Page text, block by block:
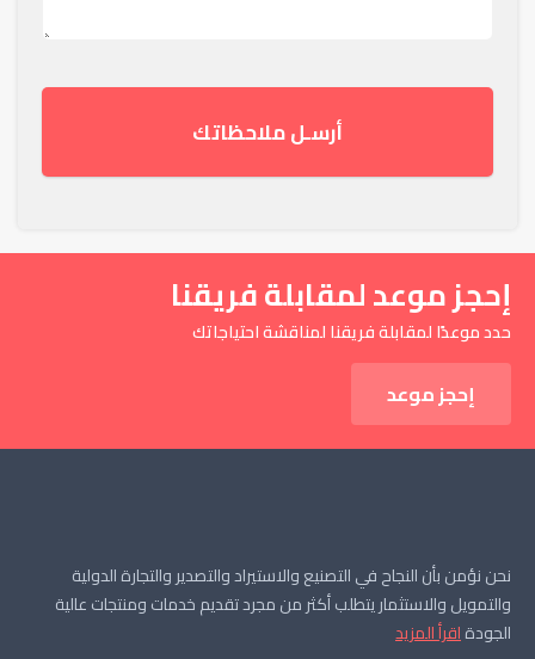
أرسـل ملاحظاتك
إحجز موعد لمقابلة فريقنا
حدد موعدًا لمقابلة فريقنا لمناقشة احتياجاتك
إحجز موعد
نحن نؤمن بأن النجاح في التصنيع والاستيراد والتصدير والتجارة الدولية
والتمويل والاستثمار يتطلب أكثر من مجرد تقديم خدمات ومنتجات عالية
الجودةاقرأ المزيد